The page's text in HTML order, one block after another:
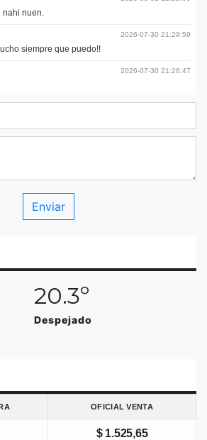
20.3º
Despejado
OFICIAL VENTA
$ 1.525,65